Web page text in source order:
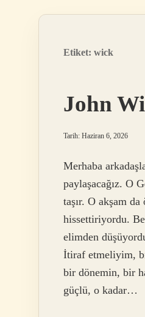
Etiket: wick
John
Tarih: Haziran 6, 2026
Merhaba
paylaşacağız. O
taşır. O akşam
hissettiriyordu.
elimden
İtiraf etmeliyim,
bir dönemin, bir
güçlü, o kadar…